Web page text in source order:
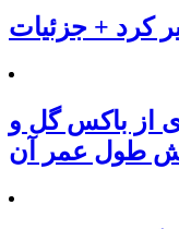
کرد + جزئیات
از باکس گل و
طول عمر آن